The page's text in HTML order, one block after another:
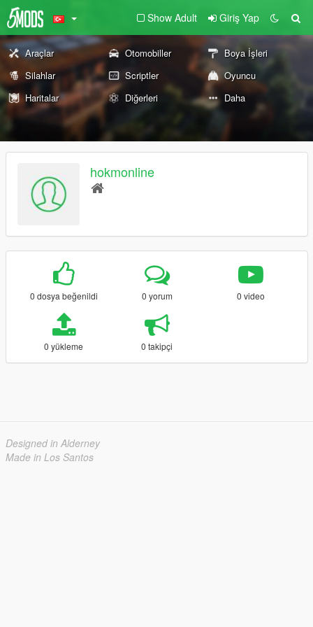
Show Adult Giriş Yap
Araçlar Otomobiller
Boya İşleri
Silahlar
Scriptler
Oyuncu
Haritalar
Diğerleri Daha
hokmonline
0 dosya beğenildi 0 yorum 0 video
0 yükleme 0 takipçi
Designed in Alderney
Made in Los Santos